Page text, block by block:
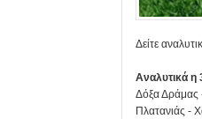
Δείτε
Αναλυτικά η
Δόξα Δράμας
Πλατανιάς -